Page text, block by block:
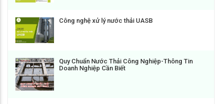
Công nghệ xử lý nước thải UASB
Quy Chuẩn Nước Thải Công Nghiệp-Thông Tin
Doanh Nghiệp Cần Biết